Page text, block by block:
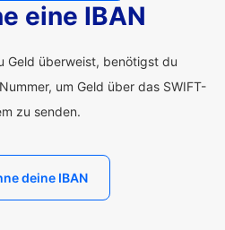
eine IBAN
Geld überweist, benötigst du
um Geld über das SWIFT-
zu senden.
deine IBAN